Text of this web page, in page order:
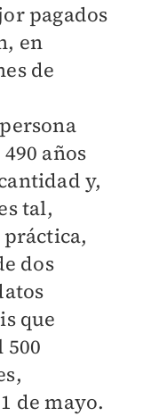
pagados
en
de
años
y,
tal,
dos
que
de mayo.